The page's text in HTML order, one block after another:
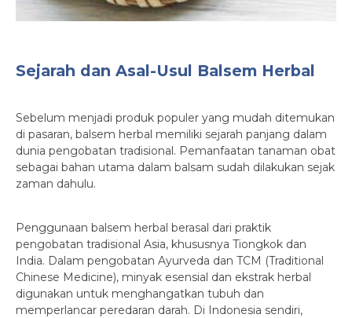
Sejarah dan Asal-Usul Balsem Herbal
Sebelum menjadi produk populer yang mudah ditemukan
di pasaran, balsem herbal memiliki sejarah panjang dalam
dunia pengobatan tradisional. Pemanfaatan tanaman obat
sebagai bahan utama dalam balsam sudah dilakukan sejak
zaman dahulu.
Penggunaan balsem herbal berasal dari praktik
pengobatan tradisional Asia, khususnya Tiongkok dan
India. Dalam pengobatan Ayurveda dan TCM (Traditional
Chinese Medicine), minyak esensial dan ekstrak herbal
digunakan untuk menghangatkan tubuh dan
memperlancar peredaran darah. Di Indonesia sendiri,